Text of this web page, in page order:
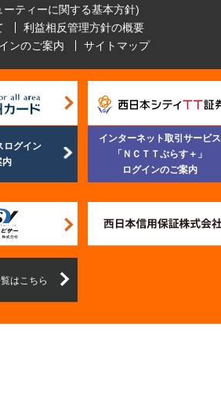
ティーに関する基本方針)
利益相反管理方針の概要
ンのご案内 サイトマップ
ログイン
内
インターネット取引サービス
「ＮＣＴＴぷらす＋」
ログインのご案内